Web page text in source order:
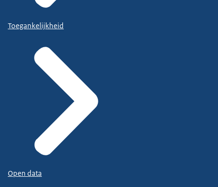
Toegankelijkheid
Open data